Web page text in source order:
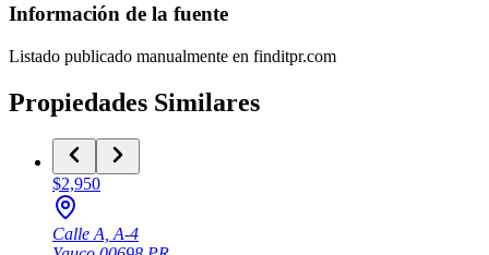
Información de la fuente
Listado publicado manualmente en finditpr.com
Propiedades Similares
$2,950
Calle A, A-4